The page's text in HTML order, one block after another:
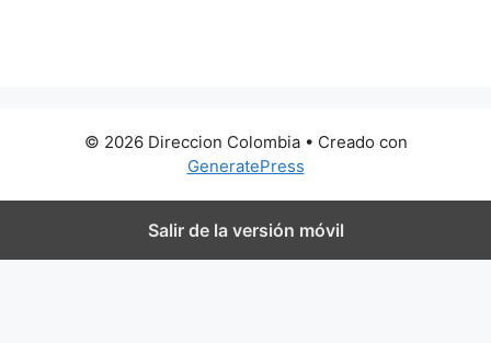
© 2026 Direccion Colombia• Creado con
GeneratePress
Salir de la versión móvil